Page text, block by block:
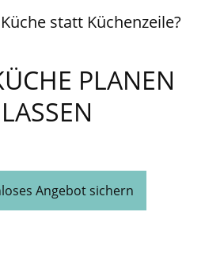
statt Küchenzeile?
PLANEN
LASSEN
Angebot sichern